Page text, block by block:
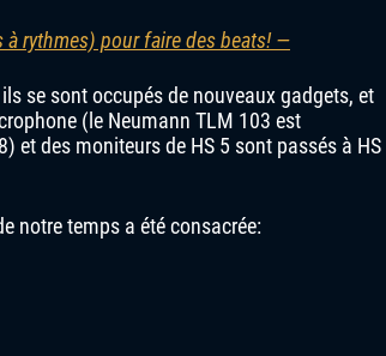
rythmes) pour faire des beats! —
se sont occupés de nouveaux gadgets, et
(le Neumann TLM 103 est
et des moniteurs de HS 5 sont passés à HS
notre temps a été consacrée: